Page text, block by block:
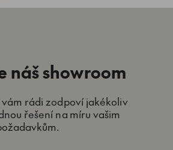
náš showroom
vám rádi zodpoví jakékoliv
řešení na míru vašim